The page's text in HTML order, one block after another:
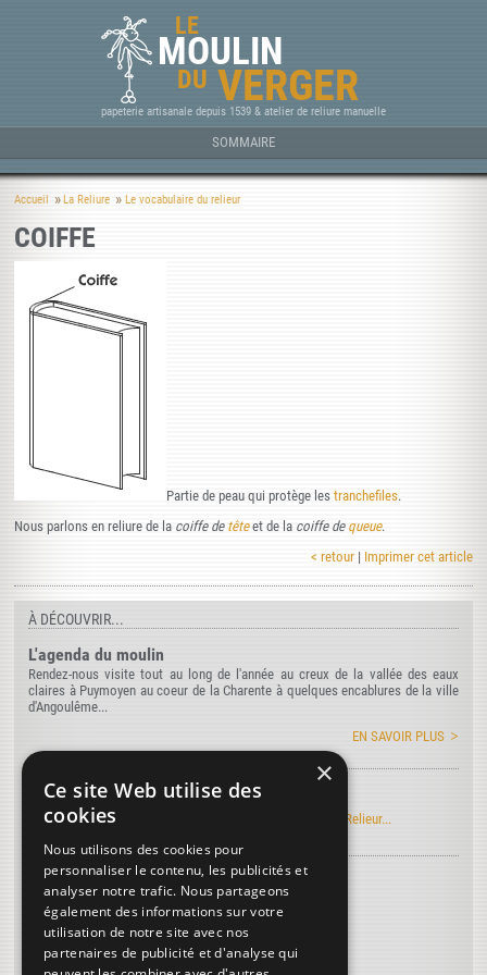
LE
MOULIN
DU VERGER
papeterie artisanale depuis 1539 & atelier de reliure manuelle
SOMMAIRE
Accueil La Reliure Le vocabulaire du relieur
COIFFE
Partie de peau qui protège les tranchefiles.
Nous parlons en reliure de la coiffe de têteet de la coiffe de queue.
< retour | Imprimer cet article
À DÉCOUVRIR...
L'agenda du moulin
Rendez-nous visite tout au long de l'année au creux de la vallée des eaux
claires à Puymoyen au coeur de la Charente à quelques encablures de la ville
d'Angoulême...
EN SAVOIR PLUS
Manuel Roret du Relieur
Découvrez l'édition électronique du manuel Roret du Relieur...
Découvrez le vocabulaire de la reliure ...
Encoche de coiffe
Mors
Egayer la dorure
×
Ce site Web utilise des
cookies
Nous utilisons des cookies pour
personnaliser le contenu, les publicités et
analyser notre trafic. Nous partageons
également des informations sur votre
utilisation de notre site avec nos
partenaires de publicité et d'analyse qui